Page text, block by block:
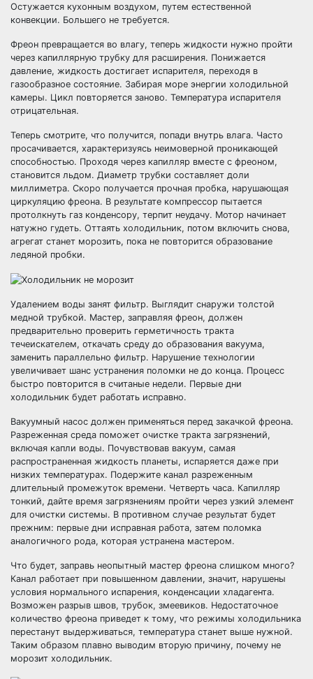
Остужается кухонным воздухом, путем естественной
конвекции. Большего не требуется.
Фреон превращается во влагу, теперь жидкости нужно пройти
через капиллярную трубку для расширения. Понижается
давление, жидкость достигает испарителя, переходя в
газообразное состояние. Забирая море энергии холодильной
камеры. Цикл повторяется заново. Температура испарителя
отрицательная.
Теперь смотрите, что получится, попади внутрь влага. Часто
просачивается, характеризуясь неимоверной проникающей
способностью. Проходя через капилляр вместе с фреоном,
становится льдом. Диаметр трубки составляет доли
миллиметра. Скоро получается прочная пробка, нарушающая
циркуляцию фреона. В результате компрессор пытается
протолкнуть газ конденсору, терпит неудачу. Мотор начинает
натужно гудеть. Оттаять холодильник, потом включить снова,
агрегат станет морозить, пока не повторится образование
ледяной пробки.
Удалением воды занят фильтр. Выглядит снаружи толстой
медной трубкой. Мастер, заправляя фреон, должен
предварительно проверить герметичность тракта
течеискателем, откачать среду до образования вакуума,
заменить параллельно фильтр. Нарушение технологии
увеличивает шанс устранения поломки не до конца. Процесс
быстро повторится в считаные недели. Первые дни
холодильник будет работать исправно.
Вакуумный насос должен применяться перед закачкой фреона.
Разреженная среда поможет очистке тракта загрязнений,
включая капли воды. Почувствовав вакуум, самая
распространенная жидкость планеты, испаряется даже при
низких температурах. Подержите канал разреженным
длительный промежуток времени. Четверть часа. Капилляр
тонкий, дайте время загрязнениям пройти через узкий элемент
для очистки системы. В противном случае результат будет
прежним: первые дни исправная работа, затем поломка
аналогичного рода, которая устранена мастером.
Что будет, заправь неопытный мастер фреона слишком много?
Канал работает при повышенном давлении, значит, нарушены
условия нормального испарения, конденсации хладагента.
Возможен разрыв швов, трубок, змеевиков. Недостаточное
количество фреона приведет к тому, что режимы холодильника
перестанут выдерживаться, температура станет выше нужной.
Таким образом плавно выводим вторую причину, почему не
морозит холодильник.